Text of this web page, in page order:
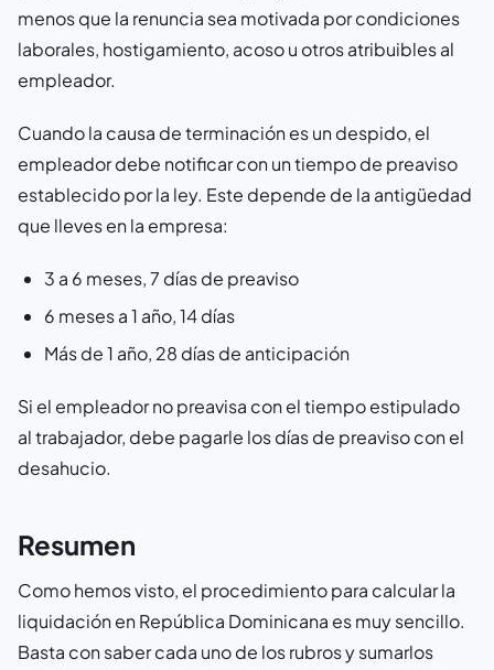
menos que la renuncia sea motivada por condiciones
laborales, hostigamiento, acoso u otros atribuibles al
empleador.
Cuando la causa de terminación es un despido, el
empleador debe notificar con un tiempo de preaviso
establecido por la ley. Este depende de la antigüedad
que lleves en la empresa:
3 a 6 meses, 7 días de preaviso
6 meses a 1 año, 14 días
Más de 1 año, 28 días de anticipación
Si el empleador no preavisa con el tiempo estipulado
al trabajador, debe pagarle los días de preaviso con el
desahucio.
Resumen
Como hemos visto, el procedimiento para calcular la
liquidación en República Dominicana es muy sencillo.
Basta con saber cada uno de los rubros y sumarlos